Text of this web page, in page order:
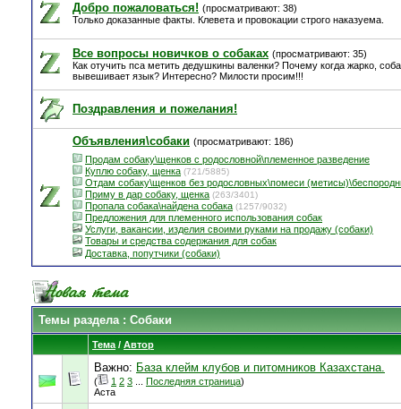
Добро пожаловаться! (просматривают: 38)
Только доказанные факты. Клевета и провокации строго наказуема.
Все вопросы новичков о собаках (просматривают: 35)
Как отучить пса метить дедушкины валенки? Почему когда жарко,
вывешивает язык? Интересно? Милости просим!!!
Поздравления и пожелания!
Объявления\собаки (просматривают: 186)
Продам собаку\щенков с родословной\племенное разведение
Куплю собаку, щенка (721/5885)
Отдам собаку\щенков без родословных\помеси
Приму в дар собаку, щенка (263/3401)
Пропала собака\найдена собака (1257/9032)
Предложения для племенного использования собак
Услуги, вакансии, изделия своими руками на продажу (собаки)
Товары и средства содержания для собак
Доставка, попутчики (собаки)
Темы раздела: Собаки
Тема / Автор
Важно: База клейм клубов и питомников Казахстана.
( 1 2 3 Последняя страница)
Аста